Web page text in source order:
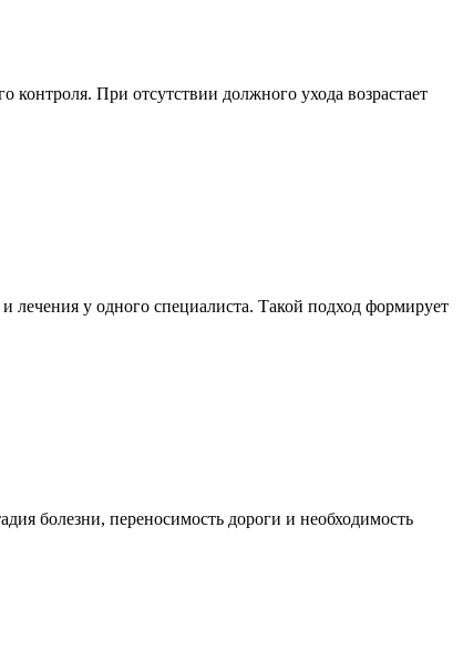
контроля. При отсутствии должного ухода возрастает
у одного специалиста. Такой подход формирует
болезни, переносимость дороги и необходимость